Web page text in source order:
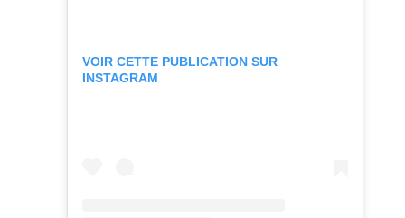
VOIR CETTE PUBLICATION SUR
INSTAGRAM